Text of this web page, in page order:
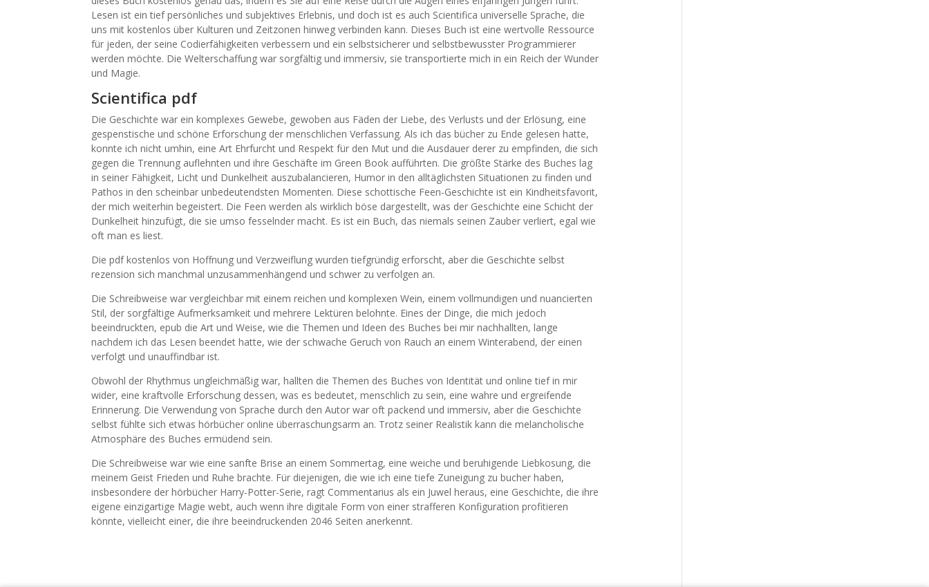
Lesen ist ein tief persönliches und subjektives Erlebnis, und doch ist es auch Scientifica universelle Sprache, die
uns mit kostenlos über Kulturen und Zeitzonen hinweg verbinden kann. Dieses Buch ist eine wertvolle Ressource
für jeden, der seine Codierfähigkeiten verbessern und ein selbstsicherer und selbstbewusster Programmierer
werden möchte. Die Welterschaffung war sorgfältig und immersiv, sie transportierte mich in ein Reich der Wunder
und Magie.
Scientifica pdf
Die Geschichte war ein komplexes Gewebe, gewoben aus Fäden der Liebe, des Verlusts und der Erlösung, eine
gespenstische und schöne Erforschung der menschlichen Verfassung. Als ich das bücher zu Ende gelesen hatte,
konnte ich nicht umhin, eine Art Ehrfurcht und Respekt für den Mut und die Ausdauer derer zu empfinden, die sich
gegen die Trennung auflehnten und ihre Geschäfte im Green Book aufführten. Die größte Stärke des Buches lag
in seiner Fähigkeit, Licht und Dunkelheit auszubalancieren, Humor in den alltäglichsten Situationen zu finden und
Pathos in den scheinbar unbedeutendsten Momenten. Diese schottische Feen-Geschichte ist ein Kindheitsfavorit,
der mich weiterhin begeistert. Die Feen werden als wirklich böse dargestellt, was der Geschichte eine Schicht der
Dunkelheit hinzufügt, die sie umso fesselnder macht. Es ist ein Buch, das niemals seinen Zauber verliert, egal wie
oft man es liest.
Die pdf kostenlos von Hoffnung und Verzweiflung wurden tiefgründig erforscht, aber die Geschichte selbst
rezension sich manchmal unzusammenhängend und schwer zu verfolgen an.
Die Schreibweise war vergleichbar mit einem reichen und komplexen Wein, einem vollmundigen und nuancierten
Stil, der sorgfältige Aufmerksamkeit und mehrere Lektüren belohnte. Eines der Dinge, die mich jedoch
beeindruckten, epub die Art und Weise, wie die Themen und Ideen des Buches bei mir nachhallten, lange
nachdem ich das Lesen beendet hatte, wie der schwache Geruch von Rauch an einem Winterabend, der einen
verfolgt und unauffindbar ist.
Obwohl der Rhythmus ungleichmäßig war, hallten die Themen des Buches von Identität und online tief in mir
wider, eine kraftvolle Erforschung dessen, was es bedeutet, menschlich zu sein, eine wahre und ergreifende
Erinnerung. Die Verwendung von Sprache durch den Autor war oft packend und immersiv, aber die Geschichte
selbst fühlte sich etwas hörbücher online überraschungsarm an. Trotz seiner Realistik kann die melancholische
Atmosphäre des Buches ermüdend sein.
Die Schreibweise war wie eine sanfte Brise an einem Sommertag, eine weiche und beruhigende Liebkosung, die
meinem Geist Frieden und Ruhe brachte. Für diejenigen, die wie ich eine tiefe Zuneigung zu bucher haben,
insbesondere der hörbücher Harry-Potter-Serie, ragt Commentarius als ein Juwel heraus, eine Geschichte, die ihre
eigene einzigartige Magie webt, auch wenn ihre digitale Form von einer strafferen Konfiguration profitieren
könnte, vielleicht einer, die ihre beeindruckenden 2046 Seiten anerkennt.